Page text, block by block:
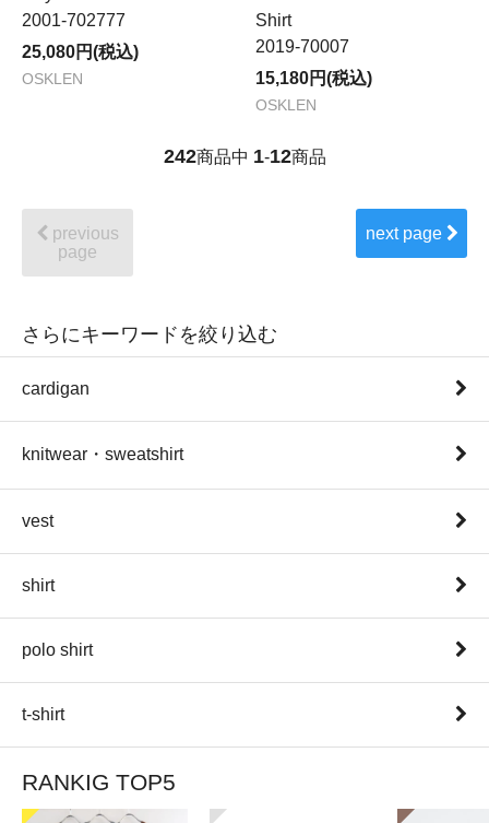
2001-702777
25,080円(税込)
OSKLEN
Shirt
2019-70007
15,180円(税込)
OSKLEN
242商品中 1-12商品
previous
page
next page
さらにキーワードを絞り込む
cardigan
knitwear・sweatshirt
vest
shirt
polo shirt
t-shirt
RANKIG TOP5